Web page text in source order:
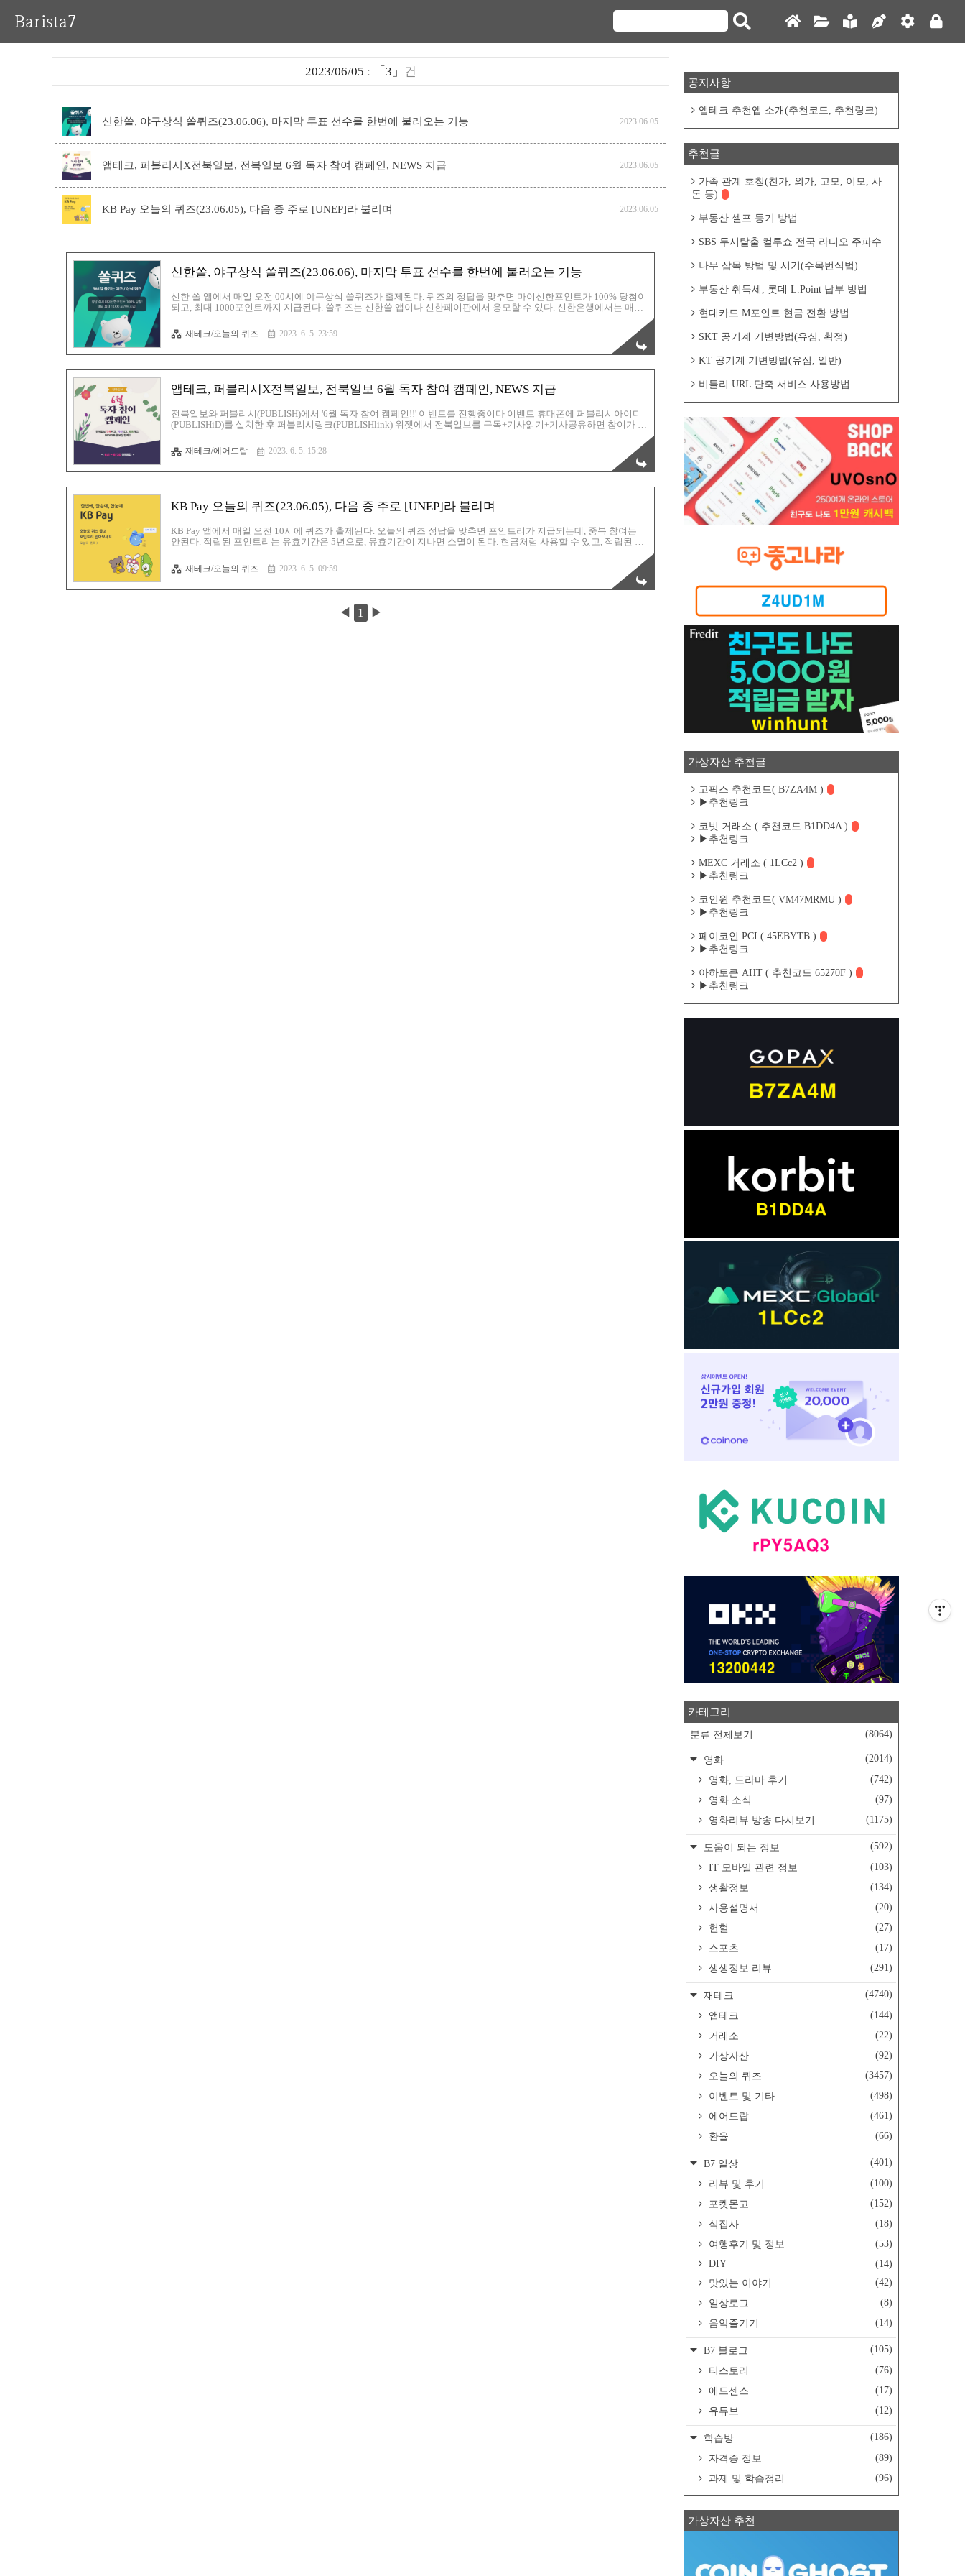
Barista7
2023/06/05 : 「3」 건
신한쏠, 야구상식 쏠퀴즈(23.06.06), 마지막 투표 선수를 한번에 불러오는 기능 2023.06.05
앱테크, 퍼블리시X전북일보, 전북일보 6월 독자 참여 캠페인, NEWS 지급 2023.06.05
KB Pay 오늘의 퀴즈(23.06.05), 다음 중 주로 [UNEP]라 불리며 2023.06.05
신한쏠, 야구상식 쏠퀴즈(23.06.06), 마지막 투표 선수를 한번에 불러오는 기능
신한 쏠 앱에서 매일 오전 00시에 야구상식 쏠퀴즈가 출제된다. 퀴즈의 정답을 맞추면 마이신한포인트가 100% 당첨이
되고, 최대 1000포인트까지 지급된다. 쏠퀴즈는 신한쏠 앱이나 신한페이판에서 응모할 수 있다. 신한은행에서는 매일
이신한포인트는 다양한 방법으로 사용이 가능한데, 현금으로 본인 통장에 입금이 가능하다는 것이 가장 좋은것 같다.
https://exchange.korbit.co.kr 코빗 - 대한민국 최초 가상자산 거래소 코빗은 대한민국 최초의 가상자산 거래소입니다.
재테크/오늘의 퀴즈 2023. 6. 5. 23:59
앱테크, 퍼블리시X전북일보, 전북일보 6월 독자 참여 캠페인, NEWS 지급
전북일보와 퍼블리시(PUBLISH)에서 '6월 독자 참여 캠페인!!' 이벤트를 진행중이다 이벤트 휴대폰에 퍼블리시아이디
(PUBLISHiD)를 설치한 후 퍼블리시링크(PUBLISHlink) 위젯에서 전북일보를 구독+기사읽기+기사공유하면 참여가 완
NEW 토큰은 토큰포스트 등의 언론사 뉴스를 보면서 매일 획득할 수 있다. 약 40개의 적립할 수 있는 언론사가 있다. 적
립한 NEWS는 퍼블리시iD 월렛으로 다음날 입급된다. 전북일보 독자 참여 캠페인에 참여하고 NEWS 토큰 받으세요.
재테크/에어드랍 2023. 6. 5. 15:28
KB Pay 오늘의 퀴즈(23.06.05), 다음 중 주로 [UNEP]라 불리며
KB Pay 앱에서 매일 오전 10시에 퀴즈가 출제된다. 오늘의 퀴즈 정답을 맞추면 포인트리가 지급되는데, 중복 참여는
안된다. 적립된 포인트리는 유효기간은 5년으로, 유효기간이 지나면 소멸이 된다. 현금처럼 사용할 수 있고, 적립된 유
법은 KB국민은행의 본인계좌로 포인트리를 입금하는 것이다. 그밖에 KB국민은행 ATM을 통해 출금, 신용/체크카드
를 통한 출금이 있다. KB Pay 오늘의 퀴즈는 매일 오전 10시에 새롭게 찾아갑니다. 퀴즈 풀고 최대 10포인트 받아가세
재테크/오늘의 퀴즈 2023. 6. 5. 09:59
◀ 1 ▶
공지사항
앱테크 추천앱 소개(추천코드, 추천링크)
추천글
가족 관계 호칭(친가, 외가, 고모, 이모, 사
돈 등)
부동산 셀프 등기 방법
SBS 두시탈출 컬투쇼 전국 라디오 주파수
나무 삽목 방법 및 시기(수목번식법)
부동산 취득세, 롯데 L.Point 납부 방법
현대카드 M포인트 현금 전환 방법
SKT 공기계 기변방법(유심, 확정)
KT 공기계 기변방법(유심, 일반)
비틀리 URL 단축 서비스 사용방법
가상자산 추천글
고팍스 추천코드( B7ZA4M )
▶추천링크
코빗 거래소 ( 추천코드 B1DD4A )
▶추천링크
MEXC 거래소 ( 1LCc2 )
▶추천링크
코인원 추천코드( VM47MRMU )
▶추천링크
페이코인 PCI ( 45EBYTB )
▶추천링크
아하토큰 AHT ( 추천코드 65270F )
▶추천링크
카테고리
분류 전체보기 (8064)
영화
(2014)
영화, 드라마 후기
(742)
영화 소식
(97)
영화리뷰 방송 다시보기
(1175)
도움이 되는 정보
(592)
IT 모바일 관련 정보
(103)
생활정보
(134)
사용설명서
(20)
헌혈
(27)
스포츠
(17)
생생정보 리뷰
(291)
재테크
(4740)
앱테크
(144)
거래소
(22)
가상자산
(92)
오늘의 퀴즈
(3457)
이벤트 및 기타
(498)
에어드랍
(461)
환율
(66)
B7 일상
(401)
리뷰 및 후기
(100)
포켓몬고
(152)
식집사
(18)
여행후기 및 정보
(53)
DIY
(14)
맛있는 이야기
(42)
일상로그
(8)
음악즐기기
(14)
B7 블로그
(105)
티스토리
(76)
애드센스
(17)
유튜브
(12)
학습방
(186)
자격증 정보
(89)
과제 및 학습정리
(96)
가상자산 추천